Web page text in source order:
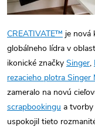
CREATIVATE™ je nová
globálneho lídra v
ikonické značky Singer,
rezacieho plotra Singer
zameralo na novú
scrapbookingu a tvorby
uspokojil tieto